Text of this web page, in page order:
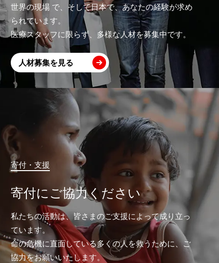
世界の現場 で、そして日本で、あなたの経験が求め
られています。
医療スタッフに限らず、多様な人材を募集中です。
人材募集を見る
寄付・支援
寄付にご協力ください
私たちの活動は、皆さまのご支援によって成り立っ
ています。
命の危機に直面している多くの人を救うために、ご
協力をお願いいたします。